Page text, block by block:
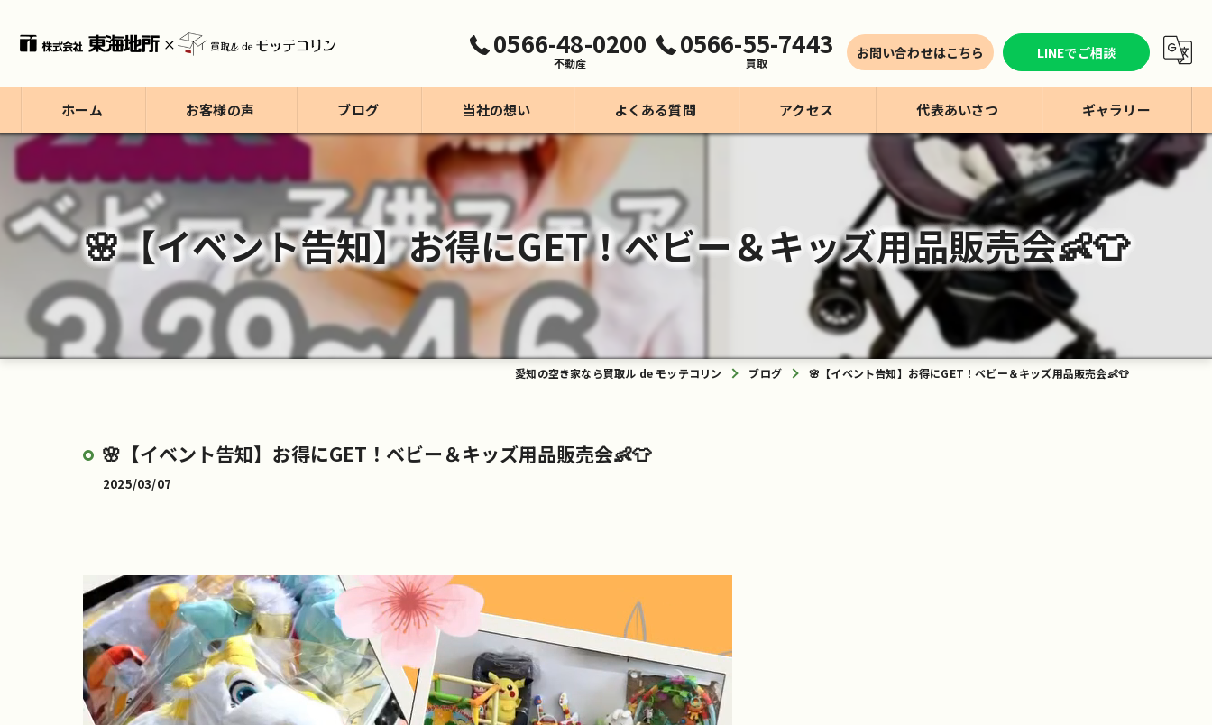
0566-48-0200
不動産
0566-55-7443
買取
お問い合わせはこちら LINEでご相談
ホーム お客様の声 ブログ
コラム
当社の想い
買取事業【モッテコリン】
不動産事業
よくある質問 アクセス 代表あいさつ ギャラリー
🌸【イベント告知】お得にGET！ベビー＆キッズ用品販売会👶👕
愛知の空き家なら買取ル de モッテコリン ブログ 🌸【イベント告知】お得にGET！ベビー＆キッズ用品販売会👶👕
🌸【イベント告知】お得にGET！ベビー＆キッズ用品販売会👶👕
2025/03/07